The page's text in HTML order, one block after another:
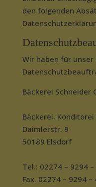
den folgenden
Wir haben für
Bäckerei Schneider
Bäckerei, Konditorei
Daimlerstr. 9
50189 Elsdorf
Tel.: 02274 – 9294 –
Fax. 02274 – 9294 –